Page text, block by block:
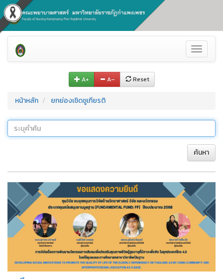
Toggle
A+ A– Reset
หน้าหลัก ยกย่องเชิดชูเกียรติ
ค้นหา